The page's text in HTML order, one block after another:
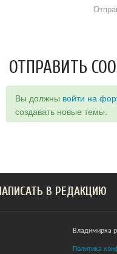
ОТПРАВИТЬ
Вы должны войти на
создавать новые темы.
В РЕДАКЦИЮ
Владимирка
Политика